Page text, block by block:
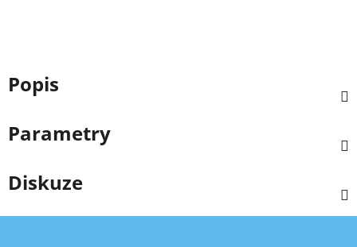
Popis
Parametry
Diskuze
Z